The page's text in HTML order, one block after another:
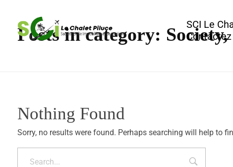
SCI Le
Posts in category:
Nothing Found
Sorry, no results were found. Perhaps searching will help to